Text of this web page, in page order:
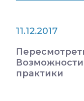
11.12.2017
практики